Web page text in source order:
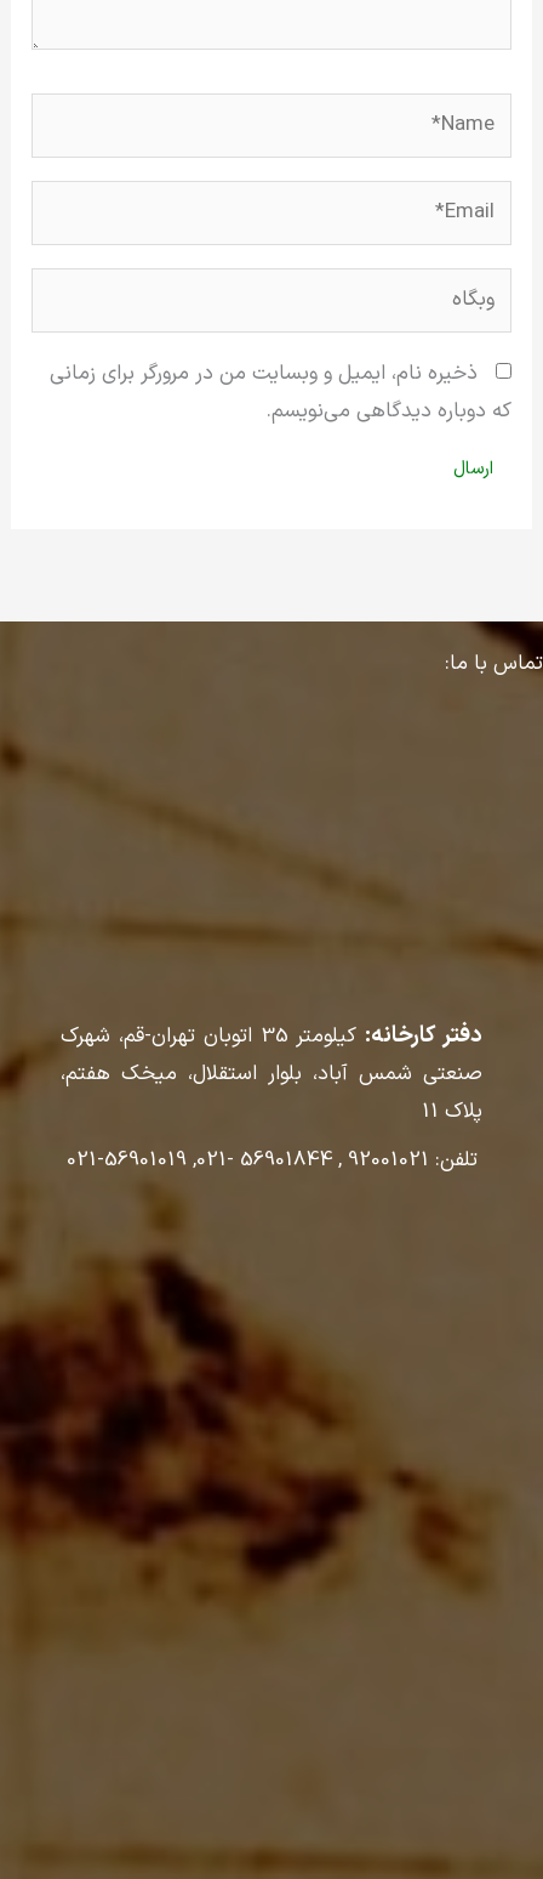
Email*
وبگاه
ذخیره نام، ایمیل و وبسایت من در مرورگر برای زمانی
که دوباره دیدگاهی می‌نویسم.
تماس با ما:
دفتر کارخانه:
کیلومتر 35 اتوبان تهران-قم، شهرک
صنعتی شمس آباد، بلوار استقلال، میخک هفتم،
پلاک 11
تلفن: 92001021 , 56901844 -021, 56901019-021